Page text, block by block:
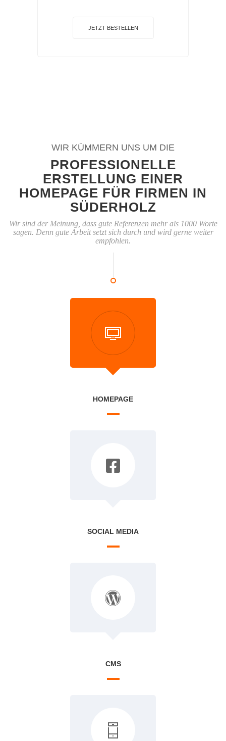
JETZT BESTELLEN
WIR KÜMMERN UNS UM DIE
PROFESSIONELLE
ERSTELLUNG EINER
HOMEPAGE FÜR FIRMEN IN
SÜDERHOLZ
Wir sind der Meinung, dass gute Referenzen mehr als 1000 Worte
sagen. Denn gute Arbeit setzt sich durch und wird gerne weiter
empfohlen.
HOMEPAGE
SOCIAL MEDIA
CMS